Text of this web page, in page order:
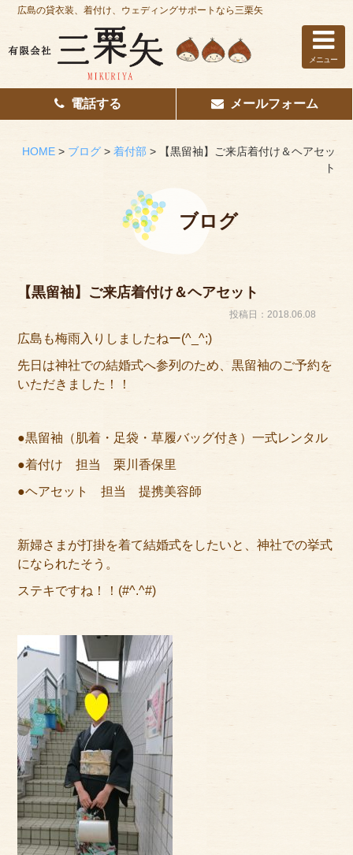
ホーム
はじめての方へ
着付け/教室
アクセス
よくある質問
ブログ
今月のオススメ衣装
お客様の声
プライバシーポリシー
サイトマップ
広島の貸衣装、着付け、ウェディングサポートなら三栗矢
メニュー
電話する メールフォーム
HOME> ブログ> 着付部 >
【黒留袖】ご来店着付け＆ヘアセッ
ト
ブログ
【黒留袖】ご来店着付け＆ヘアセット
投稿日：2018.06.08
広島も梅雨入りしましたねー(^_^;)
先日は神社での結婚式へ参列のため、黒留袖のご予約を
いただきました！！
●黒留袖（肌着・足袋・草履バッグ付き）一式レンタル
●着付け 担当 栗川香保里
●ヘアセット 担当 提携美容師
新婦さまが打掛を着て結婚式をしたいと、神社での挙式
になられたそう。
ステキですね！！(#^.^#)